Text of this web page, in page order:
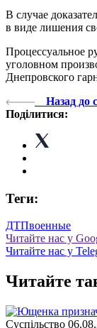
В случае
в виде лишения
Процессуальное
уголовном
Днепровского
Назад до
Поділитися:
Теги:
ДТПвоенные
Читайте нас у
Читайте нас у
Читайте
Суспiльство